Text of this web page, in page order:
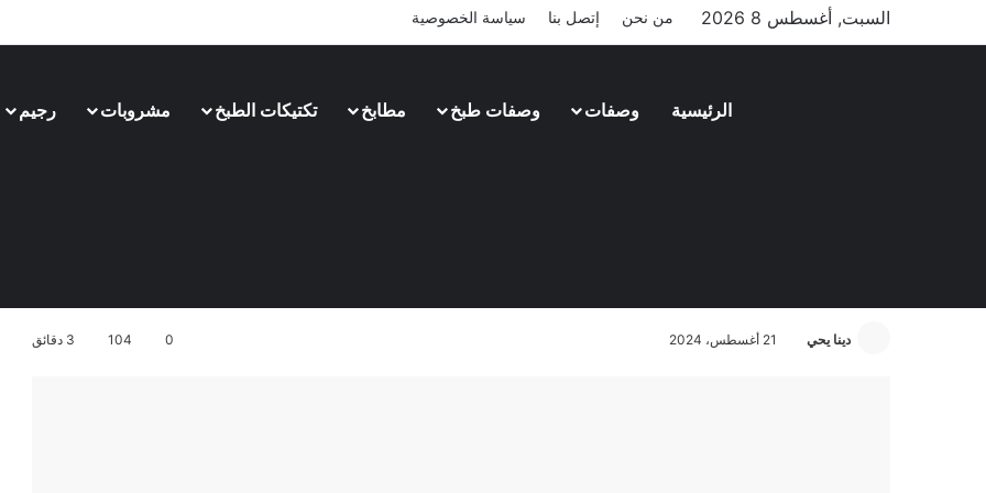
السبت, أغسطس 8 2026 من نحن إتصل بنا سياسة الخصوصية
الرئيسية وصفات وصفات طبخ مطابخ تكتيكات الطبخ مشروبات رجيم
دينا يحي 21 أغسطس، 2024 0
104